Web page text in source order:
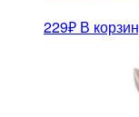
229₽ В